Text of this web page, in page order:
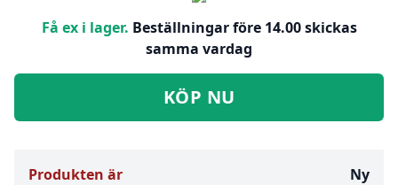
Få ex i lager. Beställningar före 14.00 skickas
samma vardag
KÖP NU
Produkten är Ny